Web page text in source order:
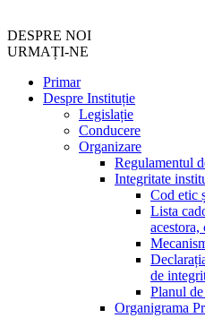
DESPRE NOI
URMAȚI-NE
Primar
Despre Instituție
Legislație
Conducere
Organizare
Regulamentul
Integritate
Cod etic
Lista
de
Planul
Organigrama